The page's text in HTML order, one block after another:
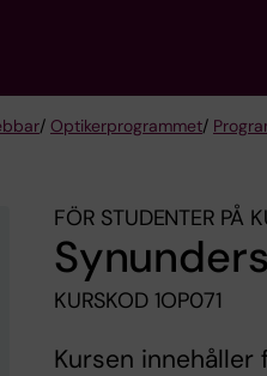
/ Optikerprogrammet/
FÖR STUDENTER PÅ
KURSKOD 1OP071
Kursen